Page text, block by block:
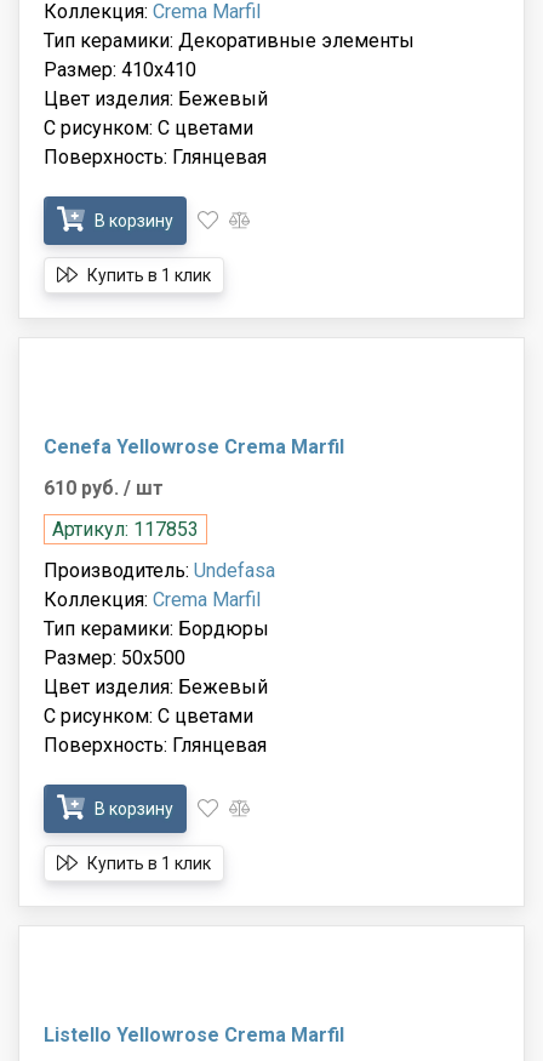
Коллекция: Crema Marfil
Тип керамики: Декоративные элементы
Размер: 410x410
Цвет изделия: Бежевый
С рисунком: С цветами
Поверхность: Глянцевая
В корзину
Купить в 1 клик
Cenefa Yellowrose Crema Marfil
610 руб. / шт
Артикул: 117853
Производитель: Undefasa
Коллекция: Crema Marfil
Тип керамики: Бордюры
Размер: 50x500
Цвет изделия: Бежевый
С рисунком: С цветами
Поверхность: Глянцевая
В корзину
Купить в 1 клик
Listello Yellowrose Crema Marfil